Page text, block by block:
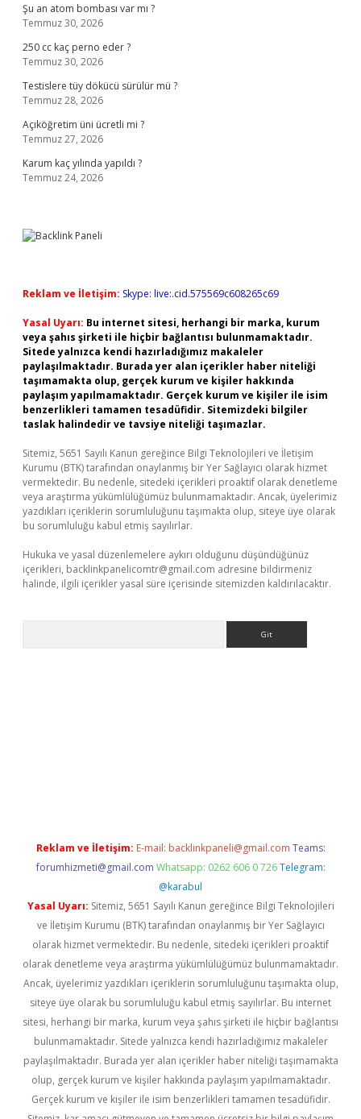
Şu an atom bombası var mı ?
Temmuz 30, 2026
250 cc kaç perno eder ?
Temmuz 30, 2026
Testislere tüy dökücü sürülür mü ?
Temmuz 28, 2026
Açıköğretim üni ücretli mi ?
Temmuz 27, 2026
Karum kaç yılında yapıldı ?
Temmuz 24, 2026
Reklam ve İletişim: Skype: live:.cid.575569c608265c69
Yasal Uyarı: Bu internet sitesi, herhangi bir marka, kurum
veya şahıs şirketi ile hiçbir bağlantısı bulunmamaktadır.
Sitede yalnızca kendi hazırladığımız makaleler
paylaşılmaktadır. Burada yer alan içerikler haber niteliği
taşımamakta olup, gerçek kurum ve kişiler hakkında
paylaşım yapılmamaktadır. Gerçek kurum ve kişiler ile isim
benzerlikleri tamamen tesadüfidir. Sitemizdeki bilgiler
taslak halindedir ve tavsiye niteliği taşımazlar.
Sitemiz, 5651 Sayılı Kanun gereğince Bilgi Teknolojileri ve İletişim
Kurumu (BTK) tarafından onaylanmış bir Yer Sağlayıcı olarak hizmet
vermektedir. Bu nedenle, sitedeki içerikleri proaktif olarak denetleme
veya araştırma yükümlülüğümüz bulunmamaktadır. Ancak, üyelerimiz
yazdıkları içeriklerin sorumluluğunu taşımakta olup, siteye üye olarak
bu sorumluluğu kabul etmiş sayılırlar.
Hukuka ve yasal düzenlemelere aykırı olduğunu düşündüğünüz
içerikleri, backlinkpanelicomtr@gmail.com adresine bildirmeniz
halinde, ilgili içerikler yasal süre içerisinde sitemizden kaldırılacaktır.
Reklam ve İletişim: E-mail: backlinkpaneli@gmail.com Teams:
forumhizmeti@gmail.com Whatsapp: 0262 606 0 726 Telegram:
@karabul
Yasal Uyarı: Sitemiz, 5651 Sayılı Kanun gereğince Bilgi Teknolojileri
ve İletişim Kurumu (BTK) tarafından onaylanmış bir Yer Sağlayıcı
olarak hizmet vermektedir. Bu nedenle, sitedeki içerikleri proaktif
olarak denetleme veya araştırma yükümlülüğümüz bulunmamaktadır.
Ancak, üyelerimiz yazdıkları içeriklerin sorumluluğunu taşımakta olup,
siteye üye olarak bu sorumluluğu kabul etmiş sayılırlar. Bu internet
sitesi, herhangi bir marka, kurum veya şahıs şirketi ile hiçbir bağlantısı
bulunmamaktadır. Sitede yalnızca kendi hazırladığımız makaleler
paylaşılmaktadır. Burada yer alan içerikler haber niteliği taşımamakta
olup, gerçek kurum ve kişiler hakkında paylaşım yapılmamaktadır.
Gerçek kurum ve kişiler ile isim benzerlikleri tamamen tesadüfidir.